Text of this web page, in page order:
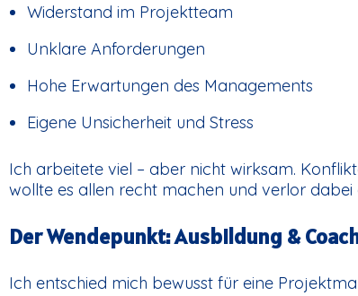
Widerstand im Projektteam
Unklare Anforderungen
Hohe Erwartungen des Managements
Eigene Unsicherheit und Stress
Ich arbeitete viel – aber nicht wirksam.
wollte es allen recht machen und verlor dabei
Der Wendepunkt: Ausbildung &
Ich entschied mich bewusst für eine